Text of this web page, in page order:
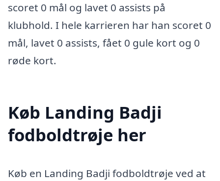
scoret 0 mål og lavet 0 assists på
klubhold. I hele karrieren har han scoret 0
mål, lavet 0 assists, fået 0 gule kort og 0
røde kort.
Køb Landing Badji
fodboldtrøje her
Køb en Landing Badji fodboldtrøje ved at